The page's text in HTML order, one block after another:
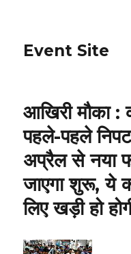
Event Site
आखिरी मौका
पहले-पहले
अप्रैल से नया
जाएगा शुरू, ये
लिए खड़ी हो